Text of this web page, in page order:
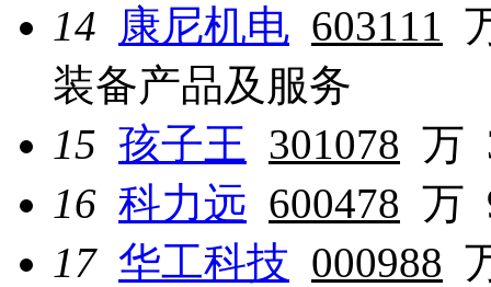
14 康尼机电 603111
装备产品及服务
15 孩子王 301078 万
16 科力远 600478 万
17 华工科技 000988